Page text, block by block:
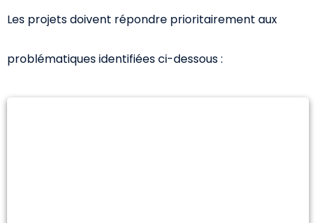
Les projets doivent répondre prioritairement aux
problématiques identifiées ci-dessous :